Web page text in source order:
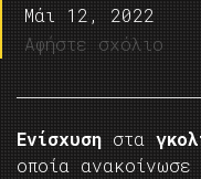
Μάι 12, 2022
Αφήστε σχόλιο
Ενίσχυση στα
οποία ανακοίνωσε